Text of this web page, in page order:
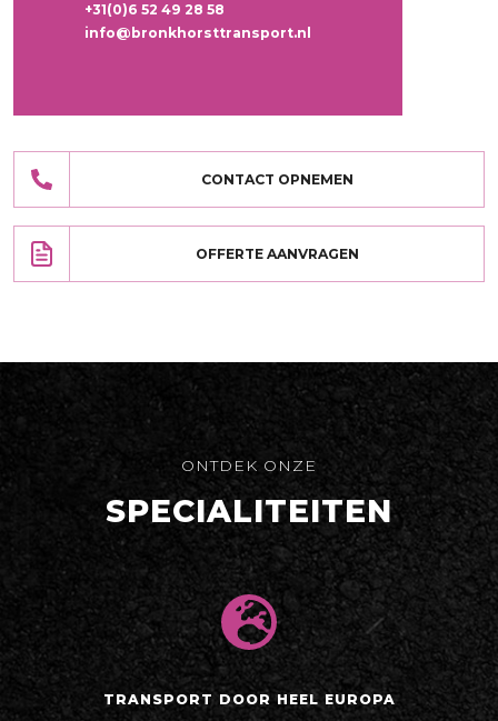
+31(0)6 52 49 28 58
info@bronkhorsttransport.nl
CONTACT OPNEMEN
OFFERTE AANVRAGEN
ONTDEK ONZE
SPECIALITEITEN
TRANSPORT DOOR HEEL EUROPA